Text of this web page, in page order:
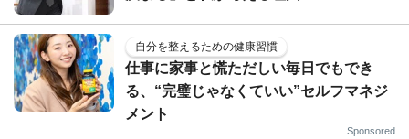
自分を整えるための健康習慣
仕事に家事と慌ただしい毎日でもでき
る、“完璧じゃなくていい”セルフマネジ
メント
Sponsored